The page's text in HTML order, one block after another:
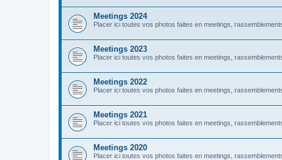
Meetings 2024
Placer ici toutes vos photos faites en meetings,
Meetings 2023
Placer ici toutes vos photos faites en meetings,
Meetings 2022
Placer ici toutes vos photos faites en meetings,
Meetings 2021
Placer ici toutes vos photos faites en meetings,
Meetings 2020
Placer ici toutes vos photos faites en meetings,